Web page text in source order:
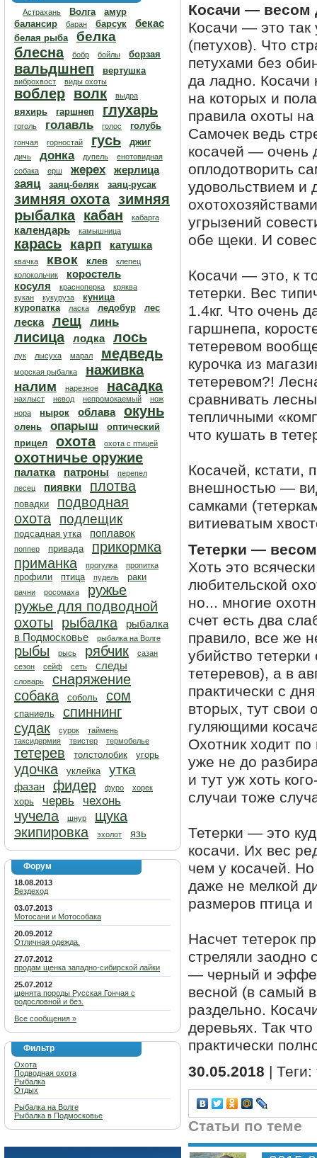
Астрахань Волга
амур
балансир
баран барсук бекас
белая рыба белка
блесна бобр бойлы борзая
вальдшнеп вертушка
виброхвост виды охоты
воблер волк выдра
вяхирь гаршнеп глухарь
гоголь голавль голос голубь
гончая горностай гусь джиг
дичь донка дупель
енотовидная
собака
ерш жерех жерлица
заяц заяц-беляк заяц-русак
зимняя охота зимняя
рыбалка кабан кабарга
календарь камышница
карась карп катушка
квачка квок клев
клепец
колокольчик
коростель
косуля
красноперка
кряква
кукан
кукуруза
куница
куропатка
ласка ледобур лес
леска лещ линь
лисица лодка лось
лук лысуха марал медведь
морская рыбалка наживка
налим нарезное насадка
нахлыст невод непромокаемый
нож
нора
нырок облава окунь
олень опарыш
оптический
прицел
охота охота с птицей
охотничье оружие
палатка патроны
перепел
песец
пиявки плотва
повадки
подводная
охота
подлещик
подсадная утка поплавок
поппер привада
прикормка
приманка
прогулка пропитка
профили птица пудель раки
рачни росомаха
ружье
ружье для подводной
охоты
рыбалка
рыбалка
в Подмосковье
рыбалка на Волге
рыбы рысь рябчик
сазан
сезон
сейф сеть следы
словарь
снаряжение
собака
соболь сом
спаниель
спиннинг
судак
сурок
таймень
таксидермия
твистер термобелье
тетерев толстолобик угорь
удочка уклейка утка
фазан фидер фуро хорек
хорь червь чехонь
чучела шнур
щука
экипировка
эхолот язь
Форум
18.08.2013
Вездеход
03.07.2013
Мотосани и Мотособака
20.09.2012
Отличная одежда.
27.07.2012
продам щенка западно-сибирской лайки
25.07.2012
щенята породы Русская Гончая с
родословной и без.
Все сообщения »
Фильтр
Охота
Подводная охота
Рыбалка
Отдых
Рыбалка на Волге
Рыбалка в Подмосковье
Косачи — весом
Косачи — это так
(петухов). Что
петухами без
да ладно. Косачи
на которых и
правила охоты
Самочек ведь
косачей — очень
оплодотворить
удовольствием и
угрызений
обе щеки. И
Косачи — это, к
тетерки. Вес
1.4кг. Что очень
гаршнепа,
тетеревом
курочка из
тетеревом?!
сравнивать
тепличными
что кушать в
Косачей, кстати,
внешностью —
самками
витиеватым
Тетерки —
Хоть это
любительской
но... многие
счет есть два
правило, все же
убийство
тетеревов), а в
практически с
вторых, тут свои
гуляющими
Охотник ходит по
уже не до
и тут уж хоть
случаи тоже
Тетерки — это
косачи. Их вес
чем у косачей.
даже не мелкой
размеров птица
Насчет тетерок
стреляли заодно
— черный и
весной (в самый
раздельно.
деревьях. Так
практически
30.05.2018 | Теги:
Статьи по теме